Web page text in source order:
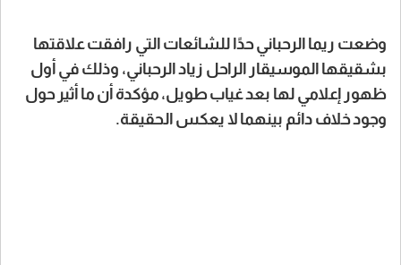
وضعت ريما الرحباني حدًا للشائعات التي رافقت علاقتها
بشقيقها الموسيقار الراحل زياد الرحباني، وذلك في أول
ظهور إعلامي لها بعد غياب طويل، مؤكدة أن ما أثير حول
وجود خلاف دائم بينهما لا يعكس الحقيقة.